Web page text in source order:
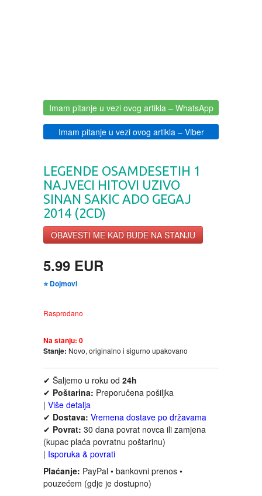
DRUSTVENA IGRA
EDUKATIVNI
EROTSKI
ESEJISTIKA
FANTASTIKA
ISTORIJSKI
KLASICI
KNJIGE ZA DECU
KOMEDIJA
KRIMINALISTIČKI
Imam pitanje u vezi ovog artikla– WhatsApp
Imam pitanje u vezi ovog artikla– Viber
LEGENDE OSAMDESETIH 1
NAJVECI HITOVI UZIVO
SINAN SAKIC ADO GEGAJ
2014 (2CD)
OBAVESTI ME KAD BUDE NA STANJU
5.99 EUR
⭐ Dojmovi
Rasprodano
Na stanju: 0
Stanje: Novo, originalno i sigurno upakovano
✔ Šaljemo u roku od 24h
✔ Poštarina: Preporučena pošiljka
| Više detalja
✔ Dostava: Vremena dostave po državama
✔ Povrat: 30 dana povrat novca ili zamjena
(kupac plaća povratnu poštarinu)
| Isporuka & povrati
Plaćanje: PayPal • bankovni prenos •
pouzećem (gdje je dostupno)